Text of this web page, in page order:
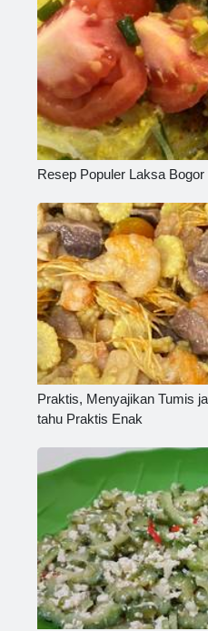
Resep Populer Laksa
Praktis, Menyajikan Tumis
tahu Praktis Enak